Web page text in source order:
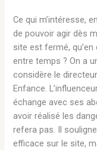
Ce qui m’intéresse,
de pouvoir agir dès
site est fermé,
entre temps ? On a
considère le
Enfance.
échange avec ses
avoir réalisé les
refera pas. Il
efficace sur le site,